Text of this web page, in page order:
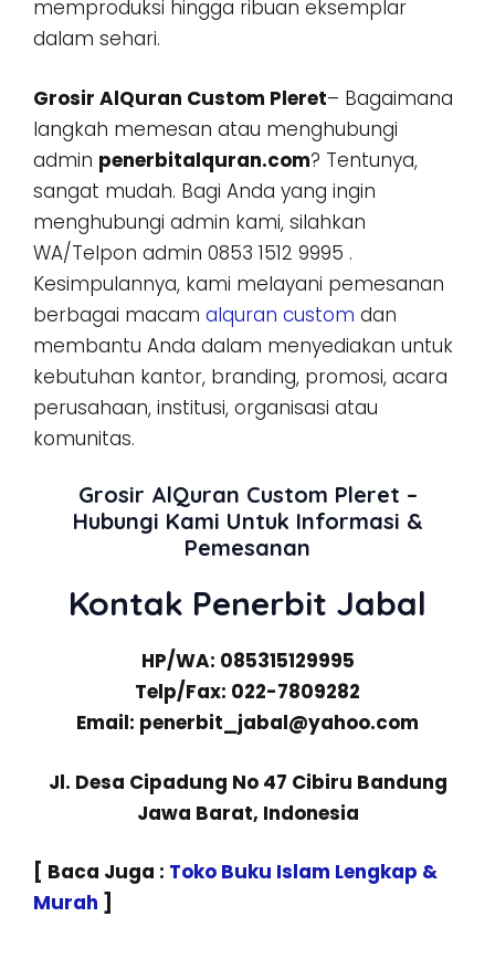
memproduksi hingga ribuan eksemplar
dalam sehari.
Grosir AlQuran Custom Pleret– Bagaimana
langkah memesan atau menghubungi
admin penerbitalquran.com? Tentunya,
sangat mudah. Bagi Anda yang ingin
menghubungi admin kami, silahkan
WA/Telpon admin 0853 1512 9995 .
Kesimpulannya, kami melayani pemesanan
berbagai macam alquran custom dan
membantu Anda dalam menyediakan untuk
kebutuhan kantor, branding, promosi, acara
perusahaan, institusi, organisasi atau
komunitas.
Grosir AlQuran Custom Pleret –
Hubungi Kami Untuk Informasi &
Pemesanan
Kontak Penerbit Jabal
HP/WA: 085315129995
Telp/Fax: 022-7809282
Email: penerbit_jabal@yahoo.com
Jl. Desa Cipadung No 47 Cibiru Bandung
Jawa Barat, Indonesia
[ Baca Juga : Toko Buku Islam Lengkap &
Murah ]